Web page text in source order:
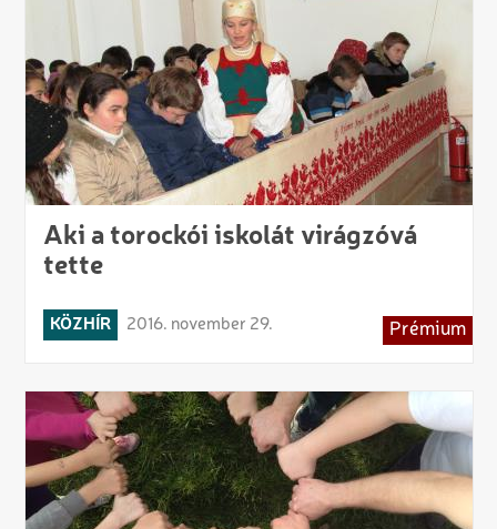
Aki a torockói iskolát virágzóvá
tette
KÖZHÍR 2016. november 29. Prémium